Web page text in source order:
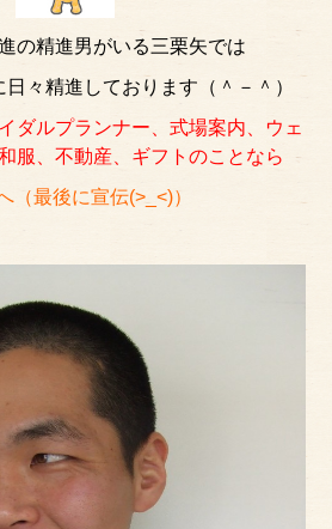
の精進男がいる三栗矢では
々精進しております（＾－＾）
ダルプランナー、式場案内、ウェ
服、不動産、ギフトのことなら
（最後に宣伝(>_<)）